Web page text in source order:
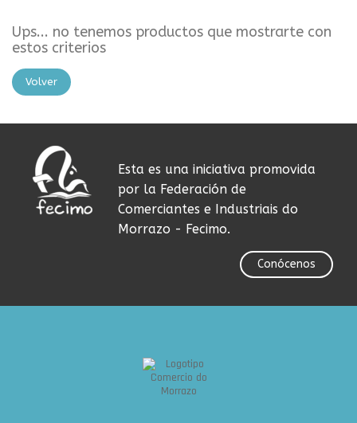
Ups... no tenemos productos que mostrarte con
estos criterios
Volver
Esta es una iniciativa promovida
por la Federación de
Comerciantes e Industriais do
Morrazo - Fecimo.
Conócenos